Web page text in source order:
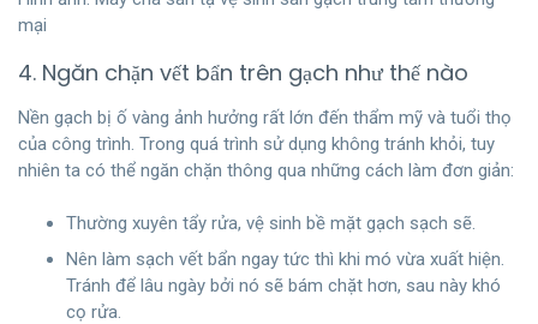
mại
4. Ngăn chặn vết bẩn trên gạch như thế nào
Nền gạch bị ố vàng ảnh hưởng rất lớn đến thẩm mỹ và tuổi thọ
của công trình. Trong quá trình sử dụng không tránh khỏi, tuy
nhiên ta có thể ngăn chặn thông qua những cách làm đơn giản:
Thường xuyên tẩy rửa, vệ sinh bề mặt gạch sạch sẽ.
Nên làm sạch vết bẩn ngay tức thì khi mó vừa xuất hiện.
Tránh để lâu ngày bởi nó sẽ bám chặt hơn, sau này khó
cọ rửa.